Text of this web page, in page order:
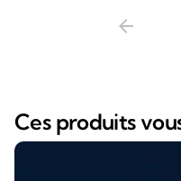
arrow_back
Ces produits